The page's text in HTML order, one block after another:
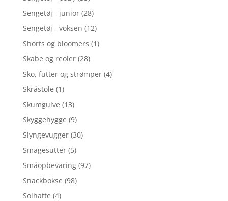
Sengetøj - junior (28)
Sengetøj - voksen (12)
Shorts og bloomers (1)
Skabe og reoler (28)
Sko, futter og strømper (4)
Skråstole (1)
Skumgulve (13)
Skyggehygge (9)
Slyngevugger (30)
Smagesutter (5)
Småopbevaring (97)
Snackbokse (98)
Solhatte (4)